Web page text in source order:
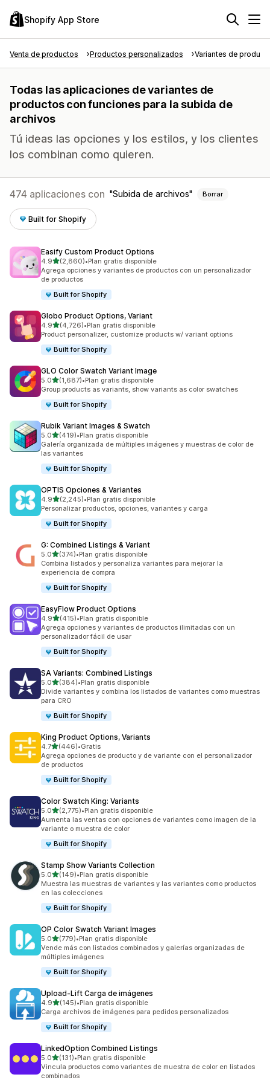
Shopify App Store
Venta de productos Productos personalizados Variantes de
Todas las aplicaciones de variantes de
productos con funciones para la subida de
archivos
Tú ideas las opciones y los estilos, y los clientes
los combinan como quieren.
474 aplicaciones con Subida de archivos Borrar
Built for Shopify
Easify Custom Product Options
4.9de 5 estrellas
(2,860)
2860 reseñas en total
•Plan gratis disponible
Agrega opciones y variantes de productos con un personalizador
de productos
Built for Shopify
Globo Product Options, Variant
4.9de 5 estrellas
(4,726)
4726 reseñas en total
•Plan gratis disponible
Product personalizer, customize products w/ variant options
Built for Shopify
GLO Color Swatch Variant Image
5.0de 5 estrellas
(1,687)
1687 reseñas en total
•Plan gratis disponible
Group products as variants, show variants as color swatches
Built for Shopify
Rubik Variant Images & Swatch
5.0de 5 estrellas
(419)
419 reseñas en total
•Plan gratis disponible
Galería organizada de múltiples imágenes y muestras de color de
las variantes
Built for Shopify
OPTIS Opciones & Variantes
4.9de 5 estrellas
(2,245)
2245 reseñas en total
•Plan gratis disponible
Personalizar productos, opciones, variantes y carga
Built for Shopify
G: Combined Listings & Variant
5.0de 5 estrellas
(374)
374 reseñas en total
•Plan gratis disponible
Combina listados y personaliza variantes para mejorar la
experiencia de compra
Built for Shopify
EasyFlow Product Options
4.9de 5 estrellas
(415)
415 reseñas en total
•Plan gratis disponible
Agrega opciones y variantes de productos ilimitadas con un
personalizador fácil de usar
Built for Shopify
SA Variants: Combined Listings
5.0de 5 estrellas
(384)
384 reseñas en total
•Plan gratis disponible
Divide variantes y combina los listados de variantes como muestras
para CRO
Built for Shopify
King Product Options, Variants
4.7de 5 estrellas
(446)
446 reseñas en total
•Gratis
Agrega opciones de producto y de variante con el personalizador
de productos
Built for Shopify
Color Swatch King: Variants
5.0de 5 estrellas
(2,775)
2775 reseñas en total
•Plan gratis disponible
Aumenta las ventas con opciones de variantes como imagen de la
variante o muestra de color
Built for Shopify
Stamp Show Variants Collection
5.0de 5 estrellas
(149)
149 reseñas en total
•Plan gratis disponible
Muestra las muestras de variantes y las variantes como productos
en las colecciones
Built for Shopify
OP Color Swatch Variant Images
5.0de 5 estrellas
(779)
779 reseñas en total
•Plan gratis disponible
Vende más con listados combinados y galerías organizadas de
múltiples imágenes
Built for Shopify
Upload‑Lift Carga de imágenes
4.9de 5 estrellas
(145)
145 reseñas en total
•Plan gratis disponible
Carga archivos de imágenes para pedidos personalizados
Built for Shopify
LinkedOption Combined Listings
5.0de 5 estrellas
(131)
131 reseñas en total
•Plan gratis disponible
Vincula productos como variantes de muestra de color en listados
combinados